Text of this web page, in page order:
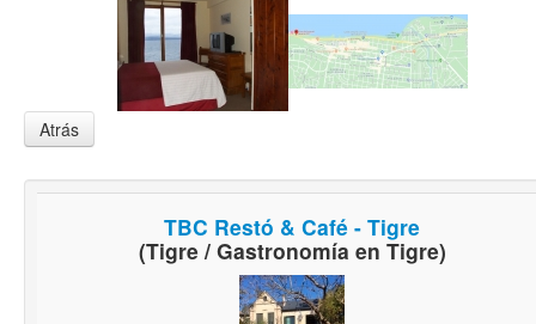
Atrás
TBC Restó & Café - Tigre
(Tigre / Gastronomía en Tigre)